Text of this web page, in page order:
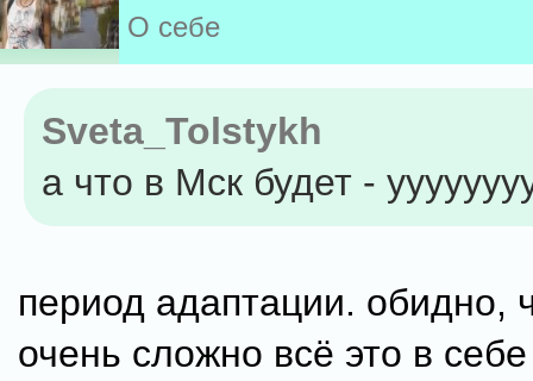
О себе
Sveta_Tolstykh
а что в Мск будет -
период адаптации. обидно,
очень сложно всё это в